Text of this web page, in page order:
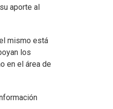
aporte al
mismo está
los
en el área de